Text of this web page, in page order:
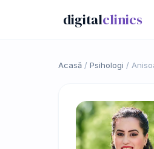
digitalclinics
Acasă / Psihologi /